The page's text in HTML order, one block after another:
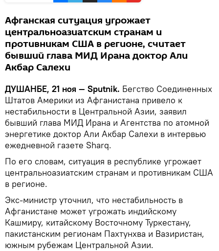
Афганская ситуация угрожает
центральноазиатским странам и
противникам США в регионе, считает
бывший глава МИД Ирана доктор Али
Акбар Салехи
ДУШАНБЕ, 21 ноя — Sputnik. Бегство Соединенных
Штатов Америки из Афганистана привело к
нестабильности в Центральной Азии, заявил
бывший глава МИД Ирана и Агентства по атомной
энергетике доктор Али Акбар Салехи в интервью
ежедневной газете Sharq.
По его словам, ситуация в республике угрожает
центральноазиатским странам и противникам США
в регионе.
Экс-министр уточнил, что нестабильность в
Афганистане может угрожать индийскому
Кашмиру, китайскому Восточному Туркестану,
пакистанским регионам Пахтунхва и Вазиристан,
южным рубежам Центральной Азии.